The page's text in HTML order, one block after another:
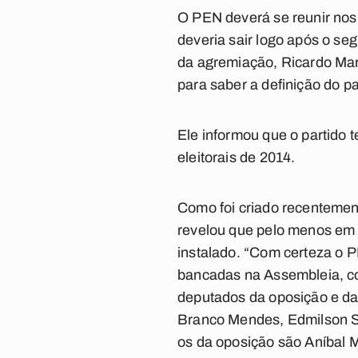
O PEN deverá se reunir
deveria sair logo após o
da agremiação, Ricardo
para saber a definição do
Ele informou que o partido
eleitorais de 2014.
Como foi criado
revelou que pelo menos
instalado. “Com certeza o
bancadas na Assembleia,
deputados da oposição e
Branco Mendes, Edmilson
os da oposição são Aníbal